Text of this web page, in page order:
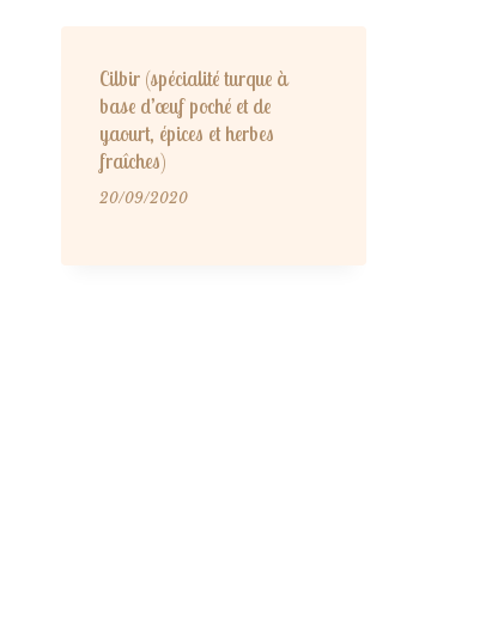
Cilbir (spécialité turque à
base d’œuf poché et de
yaourt, épices et herbes
fraîches)
20/09/2020